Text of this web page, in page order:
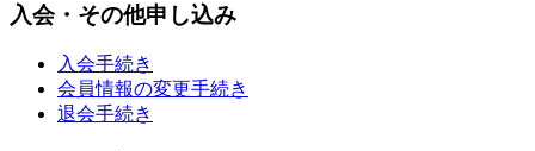
入会・その他申し込み
入会手続き
会員情報の変更手続き
退会手続き